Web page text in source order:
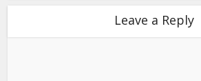
Leave a Reply